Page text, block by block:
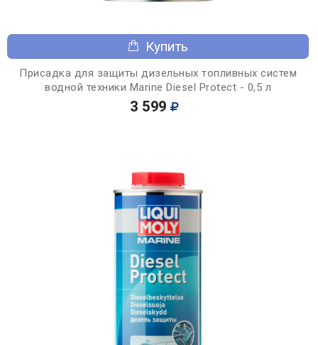
Купить
Присадка для защиты дизельных топливных систем
водной техники Marine Diesel Protect - 0,5 л
3 599